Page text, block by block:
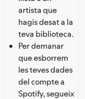
artista que
hagis desat a la
teva biblioteca.
Per demanar
que esborrem
les teves dades
del compte a
Spotify, segueix